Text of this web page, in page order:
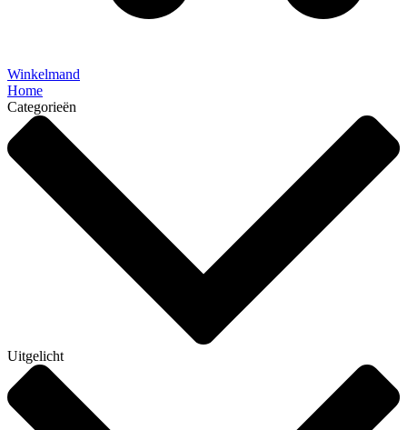
Winkelmand
Home
Categorieën
Uitgelicht